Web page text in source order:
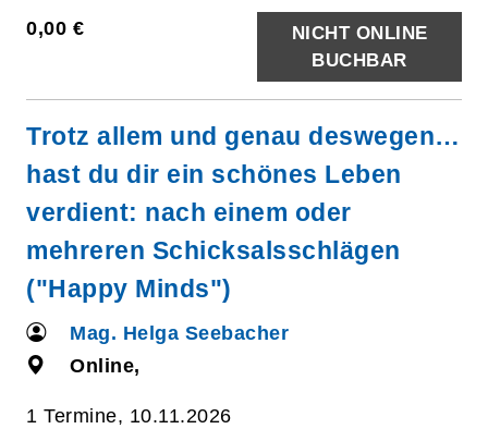
0,00 €
NICHT ONLINE
BUCHBAR
Trotz allem und genau deswegen…
hast du dir ein schönes Leben
verdient: nach einem oder
mehreren Schicksalsschlägen
("Happy Minds")
Mag. Helga Seebacher
Online,
1 Termine, 10.11.2026